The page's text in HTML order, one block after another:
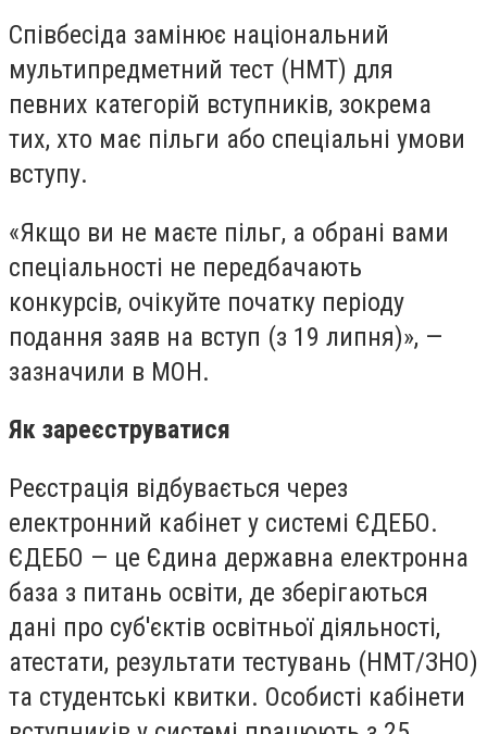
Співбесіда замінює національний
мультипредметний тест (НМТ) для
певних категорій вступників, зокрема
тих, хто має пільги або спеціальні умови
вступу.
«Якщо ви не маєте пільг, а обрані вами
спеціальності не передбачають
конкурсів, очікуйте початку періоду
подання заяв на вступ (з 19 липня)», —
зазначили в МОН.
Як зареєструватися
Реєстрація відбувається через
електронний кабінет у системі ЄДЕБО.
ЄДЕБО — це Єдина державна електронна
база з питань освіти, де зберігаються
дані про суб'єктів освітньої діяльності,
атестати, результати тестувань (НМТ/ЗНО)
та студентські квитки. Особисті кабінети